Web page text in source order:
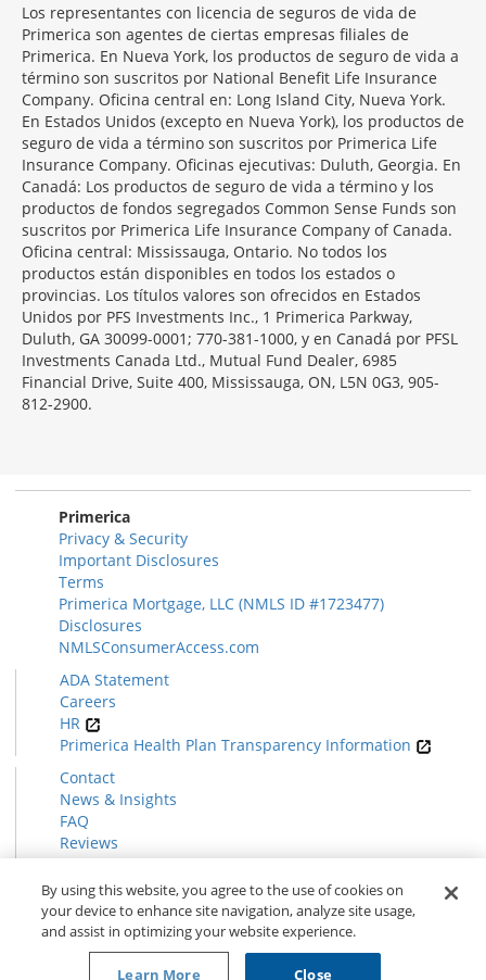
Morgage
Disclosures
Section
Los representantes con licencia de seguros de vida de
Primerica son agentes de ciertas empresas filiales de
Primerica. En Nueva York, los productos de seguro de vida a
término son suscritos por National Benefit Life Insurance
Company. Oficina central en: Long Island City, Nueva York.
En Estados Unidos (excepto en Nueva York), los productos de
seguro de vida a término son suscritos por Primerica Life
Insurance Company. Oficinas ejecutivas: Duluth, Georgia. En
Canadá: Los productos de seguro de vida a término y los
productos de fondos segregados Common Sense Funds son
suscritos por Primerica Life Insurance Company of Canada.
Oficina central: Mississauga, Ontario. No todos los
productos están disponibles en todos los estados o
provincias. Los títulos valores son ofrecidos en Estados
Unidos por PFS Investments Inc., 1 Primerica Parkway,
Duluth, GA 30099-0001; 770-381-1000, y en Canadá por PFSL
Investments Canada Ltd., Mutual Fund Dealer, 6985
Financial Drive, Suite 400, Mississauga, ON, L5N 0G3, 905-
812-2900.
Primerica
Privacy & Security
Important Disclosures
Terms
Primerica Mortgage, LLC (NMLS ID #1723477)
Disclosures
NMLSConsumerAccess.com
ADA Statement
Careers
HR
Primerica Health Plan Transparency Information
Contact
News & Insights
FAQ
Reviews
Find a Rep
Form CRS
© 2026 Primericawww.primerica.com
By using this website, you agree to the use of cookies on
your device to enhance site navigation, analyze site usage,
and assist in optimizing your website experience.
Learn More Close